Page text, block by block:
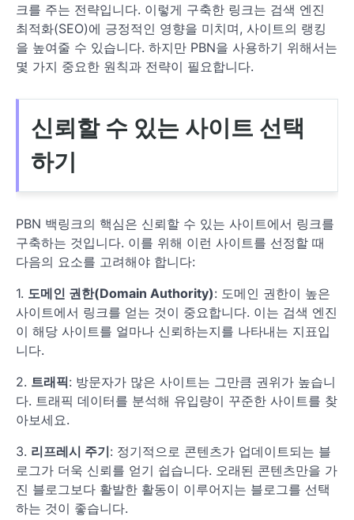
크를 주는 전략입니다. 이렇게 구축한 링크는 검색 엔진
최적화(SEO)에 긍정적인 영향을 미치며, 사이트의 랭킹
을 높여줄 수 있습니다. 하지만 PBN을 사용하기 위해서는
몇 가지 중요한 원칙과 전략이 필요합니다.
신뢰할 수 있는 사이트 선택
하기
PBN 백링크의 핵심은 신뢰할 수 있는 사이트에서 링크를
구축하는 것입니다. 이를 위해 이런 사이트를 선정할 때
다음의 요소를 고려해야 합니다:
1. 도메인 권한(Domain Authority): 도메인 권한이 높은
사이트에서 링크를 얻는 것이 중요합니다. 이는 검색 엔진
이 해당 사이트를 얼마나 신뢰하는지를 나타내는 지표입
니다.
2. 트래픽: 방문자가 많은 사이트는 그만큼 권위가 높습니
다. 트래픽 데이터를 분석해 유입량이 꾸준한 사이트를 찾
아보세요.
3. 리프레시 주기: 정기적으로 콘텐츠가 업데이트되는 블
로그가 더욱 신뢰를 얻기 쉽습니다. 오래된 콘텐츠만을 가
진 블로그보다 활발한 활동이 이루어지는 블로그를 선택
하는 것이 좋습니다.